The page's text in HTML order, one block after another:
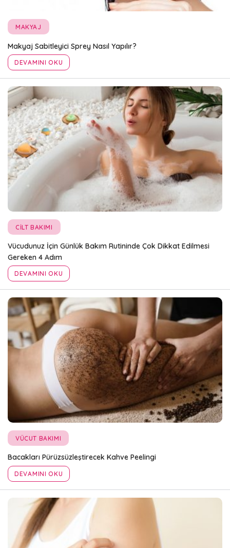
MAKYAJ
Makyaj Sabitleyici Sprey Nasıl Yapılır?
DEVAMINI OKU
CILT BAKIMI
Vücudunuz İçin Günlük Bakım Rutininde Çok Dikkat Edilmesi
Gereken 4 Adım
DEVAMINI OKU
VÜCUT BAKIMI
Bacakları Pürüzsüzleştirecek Kahve Peelingi
DEVAMINI OKU